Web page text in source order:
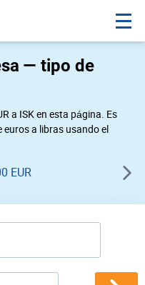
— tipo de
a ISK en esta página. Es
a libras usando el
al convertidor de pares
EUR